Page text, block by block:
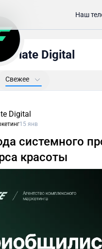
Наш
Flate Digital
Свежее
Digital
15 янв
системного
красоты